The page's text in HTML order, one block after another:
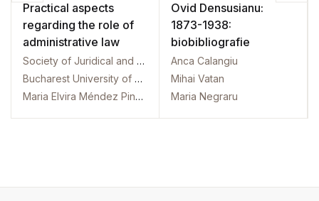
Practical aspects
regarding the role of
administrative law
Society of Juridical and Administrative Science. International conference. 2. 2019. Bucharest
Bucharest University of Economic Studies. Law Department. International conference. 2. 2019. Bucharest
Maria Elvira Méndez Pinedo
Ovid Densusianu:
1873-1938:
biobibliografie
Anca Calangiu
Mihai Vatan
Maria Negraru